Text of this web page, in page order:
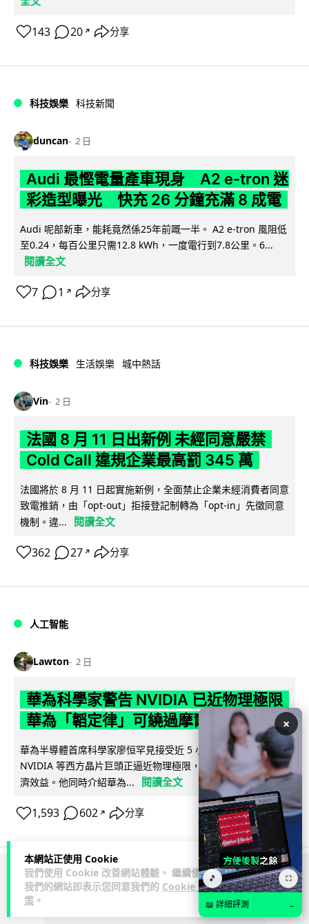
本網站正使用 Cookie
我們使用 Cookie 改善網站體驗。 繼續使用
我們的網站即表示您同意我們的 Cookie 政
策 。
143 20 ↗ 分享
科技娛樂 科技新聞
duncan 2 日
Audi 最慳電量產車現身 A2 e-tron 迷
彩造型曝光 快充 26 分鐘充滿 8 成電
Audi 呢部新車，能耗竟然係25年前嘅一半。 A2 e-tron 風阻低
至0.24，每百公里只需12.8 kWh，一度電行到7.8公里。6...
閱讀全文
7 1 ↗ 分享
科技娛樂 生活娛樂 城中熱話
Vin 2 日
法國 8 月 11 日出新例 未經同意嚴禁
Cold Call 違規企業最高罰 345 萬
法國將於 8 月 11 日起實施新例，全面禁止企業未經消費者同意
致電推銷，由「opt-out」拒接登記制轉為「opt-in」先徵同意
機制。違...
閱讀全文
362 27 ↗ 分享
人工智能
Lawton 2 日
華為科學家警告 NVIDIA 已近物理極限
華為「韜定律」可繞過摩爾定律瓶頸
華為半導體首席科學家廖恒罕見接受近 5 小時專訪，警告
NVIDIA 等西方晶片巨頭正逼近物理極限，傳統製程升級已失經
濟效益。他同時介紹華為...
閱讀全文
1,593 602 ↗ 分享
ADVERTISEMENT
×
🎵 ⛶
📖 詳細評測 →